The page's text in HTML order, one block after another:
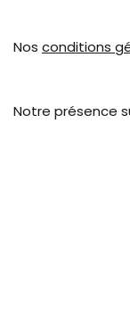
Nos conditions
Notre présence